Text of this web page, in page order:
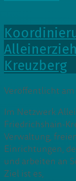
Kreuzberg
Veröffentlicht am
Im Netzwerk
Friedrichshain-
Verwaltung,
Einrichtungen,
und arbeiten an
Ziel ist es,